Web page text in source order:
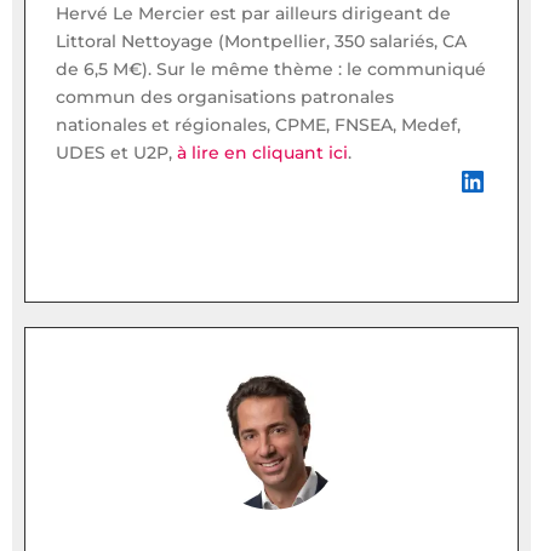
Hervé Le Mercier est par ailleurs dirigeant de
Littoral Nettoyage (Montpellier, 350 salariés, CA
de 6,5 M€). Sur le même thème : le communiqué
commun des organisations patronales
nationales et régionales, CPME, FNSEA, Medef,
UDES et U2P, à lire en cliquant ici.
LinkedIn